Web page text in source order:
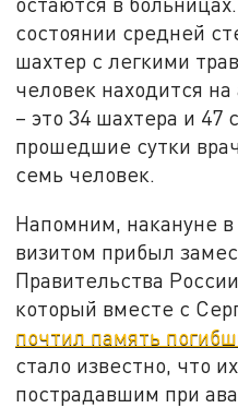
состоянии средней
шахтер с легкими
человек находится
– это 34 шахтера и 47
прошедшие сутки
семь человек.
Напомним, накануне в
визитом прибыл
Правительства
который вместе с
почтил память
стало известно, что
пострадавшим при